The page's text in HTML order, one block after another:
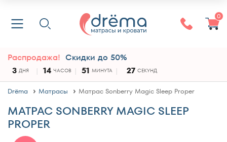
0
Распродажа! Скидки до 50%
3 ДНЯ 14 ЧАСОВ 51 МИНУТА 27 СЕКУНД
Drёma Матрасы Матрас Sonberry Magic Sleep Proper
МАТРАС SONBERRY MAGIC SLEEP
PROPER